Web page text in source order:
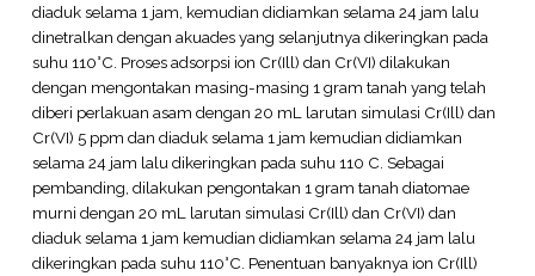
diaduk selama 1 jam, kemudian didiamkan selama 24 jam lalu
dinetralkan dengan akuades yang selanjutnya dikeringkan pada
suhu 110°C. Proses adsorpsi ion Cr(Ill) dan Cr(VI) dilakukan
dengan mengontakan masing-masing 1 gram tanah yang telah
diberi perlakuan asam dengan 20 mL larutan simulasi Cr(Ill) dan
Cr(VI) 5 ppm dan diaduk selama 1 jam kemudian didiamkan
selama 24 jam lalu dikeringkan pada suhu 110 C. Sebagai
pembanding, dilakukan pengontakan 1 gram tanah diatomae
murni dengan 20 mL larutan simulasi Cr(Ill) dan Cr(VI) dan
diaduk selama 1 jam kemudian didiamkan selama 24 jam lalu
dikeringkan pada suhu 110°C. Penentuan banyaknya ion Cr(Ill)